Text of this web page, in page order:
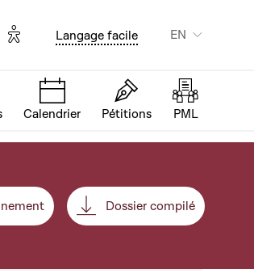
Options d'accessibilité
Langage facile EN
Calendrier Pétitions PML
Dossier compilé